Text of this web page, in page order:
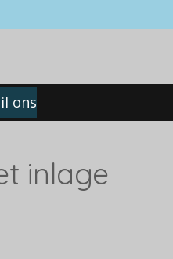
ons
inlage